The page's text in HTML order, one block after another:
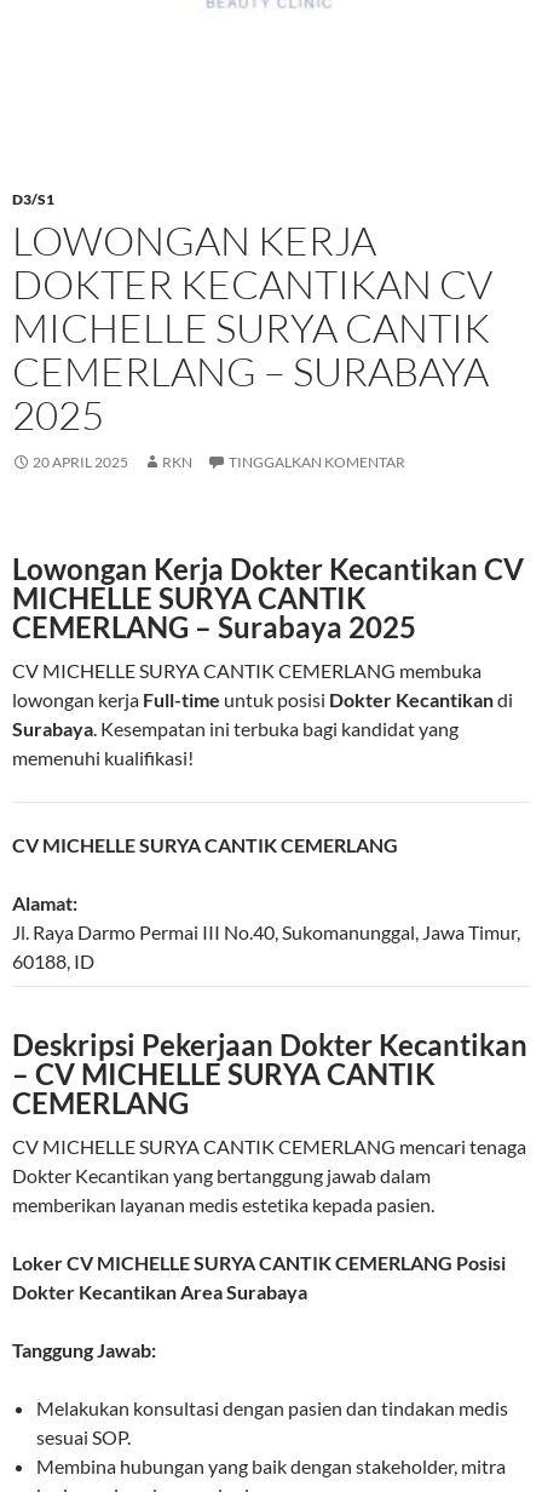
D3/S1
LOWONGAN KERJA
DOKTER KECANTIKAN CV
MICHELLE SURYA CANTIK
CEMERLANG – SURABAYA
2025
20 APRIL 2025 RKN TINGGALKAN KOMENTAR
Lowongan Kerja Dokter Kecantikan CV
MICHELLE SURYA CANTIK
CEMERLANG – Surabaya 2025
CV MICHELLE SURYA CANTIK CEMERLANG membuka
lowongan kerja Full-time untuk posisi Dokter Kecantikandi
Surabaya. Kesempatan ini terbuka bagi kandidat yang
memenuhi kualifikasi!
CV MICHELLE SURYA CANTIK CEMERLANG
Alamat:
Jl. Raya Darmo Permai III No.40,Sukomanunggal, Jawa Timur,
60188, ID
Deskripsi Pekerjaan Dokter Kecantikan
– CV MICHELLE SURYA CANTIK
CEMERLANG
CV MICHELLE SURYA CANTIK CEMERLANG mencari tenaga
Dokter Kecantikan yang bertanggung jawab dalam
memberikan layanan medis estetika kepada pasien.
Loker CV MICHELLE SURYA CANTIK CEMERLANG Posisi
Dokter Kecantikan Area Surabaya
Tanggung Jawab:
Melakukan konsultasi dengan pasien dan tindakan medis
sesuai SOP.
Membina hubungan yang baik dengan stakeholder, mitra